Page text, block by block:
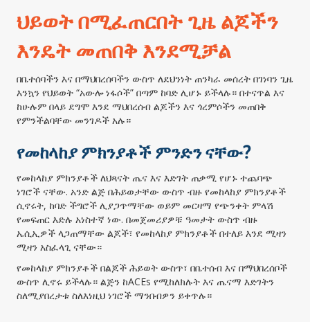
ህይወት በሚፈጠርበት ጊዜ ልጆችን
እንዴት መጠበቅ እንደሚቻል
በቤተሰባችን እና በማህበረሰባችን ውስጥ ለደህንነት ጠንካራ መሰረት በገነባን ጊዜ
እንኳን የህይወት “አውሎ ነፋሶች” በጣም ከባድ ሊሆኑ ይችላሉ። በተናጥል እና
ከሁሉም በላይ ደግሞ እንደ ማህበረሰብ ልጆችን እና ጎረምሶችን መጠበቅ
የምንችልባቸው መንገዶች አሉ።
የመከላከያ ምክንያቶች ምንድን ናቸው?
የመከላከያ ምክንያቶች ለህጻናት ጤና እና እድገት ጠቃሚ የሆኑ ተጨባጭ
ነገሮች ናቸው. አንድ ልጅ በሕይወታቸው ውስጥ ብዙ የመከላከያ ምክንያቶች
ሲኖሩት, ከባድ ችግሮች ሊያጋጥማቸው ወይም መርዛማ የጭንቀት ምላሽ
የመፍጠር እድሉ አነስተኛ ነው. በመጀመሪያዎቹ ዓመታት ውስጥ ብዙ
ኤሲኢዎች ላጋጠማቸው ልጆች፣ የመከላከያ ምክንያቶች በተለይ እንደ ሚዛን
ሚዛን አስፈላጊ ናቸው።
የመከላከያ ምክንያቶች በልጆች ሕይወት ውስጥ፣ በቤተሰብ እና በማህበረሰቦች
ውስጥ ሊኖሩ ይችላሉ። ልጅን ከACEs የሚከለክሉት እና ጤናማ እድገትን
ስለሚያበረታቱ ስለእነዚህ ነገሮች ማንበብዎን ይቀጥሉ።